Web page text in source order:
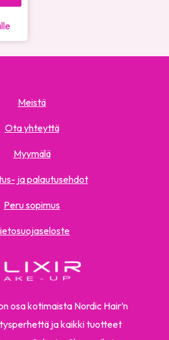
osa kotimaista Nordic Hair’n
ja kaikki tuotteet
Meistä
Ota yhteyttä
Myymälä
ja palautusehdot
Peru sopimus